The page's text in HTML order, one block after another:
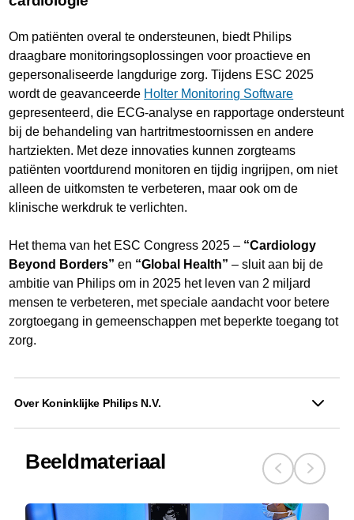
Om patiënten overal te ondersteunen, biedt Philips
draagbare monitoringsoplossingen voor proactieve en
gepersonaliseerde langdurige zorg. Tijdens ESC 2025
wordt de geavanceerde Holter Monitoring Software
gepresenteerd, die ECG-analyse en rapportage ondersteunt
bij de behandeling van hartritmestoornissen en andere
hartziekten. Met deze innovaties kunnen zorgteams
patiënten voortdurend monitoren en tijdig ingrijpen, om niet
alleen de uitkomsten te verbeteren, maar ook om de
klinische werkdruk te verlichten.
Het thema van het ESC Congress 2025 – “Cardiology
Beyond Borders” en “Global Health” – sluit aan bij de
ambitie van Philips om in 2025 het leven van 2 miljard
mensen te verbeteren, met speciale aandacht voor betere
zorgtoegang in gemeenschappen met beperkte toegang tot
zorg.
Over Koninklijke Philips N.V.
Beeldmateriaal